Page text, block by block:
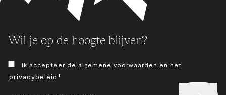
Wil je op de hoogte blijven?
TOESTEMMING
Ik accepteer de algemene voorwaarden en het
privacybeleid*